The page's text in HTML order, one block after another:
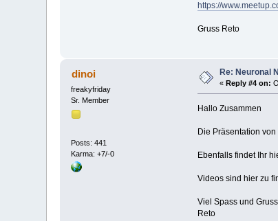
https://
Gruss Reto
dinoi
freakyfriday
Sr. Member
Posts: 441
Karma: +7/-0
Re: Neuronal
«Reply #4 on:
Hallo Zusammen
Die Präsentation
Ebenfalls findet Ihr
Videos sind hier zu
Viel Spass und Gruss
Reto